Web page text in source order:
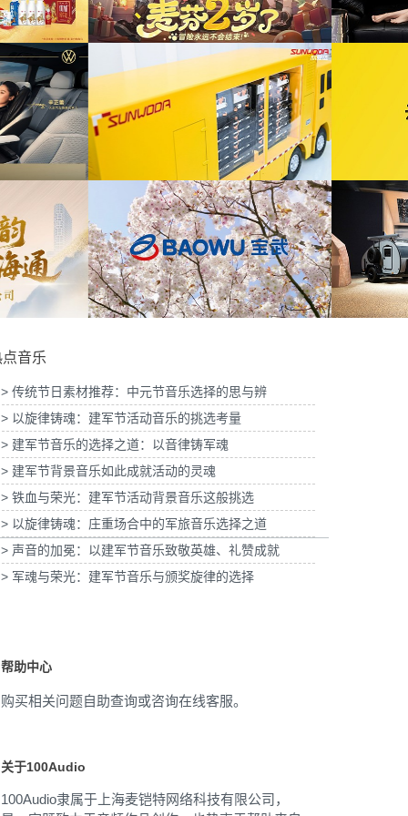
6鸿蒙智家技术发布会精
提供音乐版权
为ABB FE同济大学校园行活动花絮提供音乐
版权
周年活动提供音乐版权
为2026天猫沙发电影节xELLEDECO回顾项
目提供音乐版权
展宣发项目提供音乐版权
为《赛博朋克三维弹球机》产品宣传项目提供
音乐版权
为
气清明项目提供音乐版权
为2026福特经销商大会-柳州福特户外主题乐
园试乘试驾活动提供音乐版权
音乐
> 传统节日素材推荐：中元节音乐选择的思与辨
> 以旋律铸魂：建军节活动音乐的挑选考量
> 建军节音乐的选择之道：以音律铸军魂
> 建军节背景音乐如此成就活动的灵魂
> 铁血与荣光：建军节活动背景音乐这般挑选
> 以旋律铸魂：庄重场合中的军旅音乐选择之道
> 声音的加冕：以建军节音乐致敬英雄、礼赞成就
> 军魂与荣光：建军节音乐与颁奖旋律的选择
帮助中心
购买相关问题自助查询或咨询在线客服。
关于100Audio
100Audio隶属于上海麦铠特网络科技有限公司，